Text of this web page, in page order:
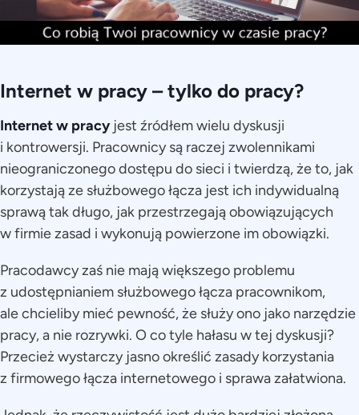
Internet w pracy – tylko do pracy?
Internet w pracy jest źródłem wielu dyskusji
i kontrowersji. Pracownicy są raczej zwolennikami
nieograniczonego dostępu do sieci i twierdzą, że to, jak
korzystają ze służbowego łącza jest ich indywidualną
sprawą tak długo, jak przestrzegają obowiązujących
w firmie zasad i wykonują powierzone im obowiązki.
Pracodawcy zaś nie mają większego problemu
z udostępnianiem służbowego łącza pracownikom,
ale chcieliby mieć pewność, że służy ono jako narzędzie
pracy, a nie rozrywki. O co tyle hałasu w tej dyskusji?
Przecież wystarczy jasno określić zasady korzystania
z firmowego łącza internetowego i sprawa załatwiona.